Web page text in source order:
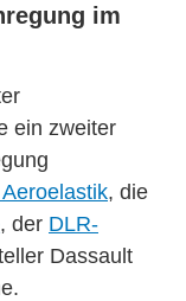
im
ein zweiter
, die
, der DLR-
Dassault